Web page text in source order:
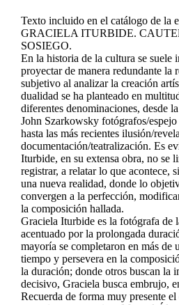
Texto incluido en el catálogo de la
GRACIELA ITURBIDE.
SOSIEGO.
En la historia de la cultura se suele
proyectar de manera redundante la
subjetivo al analizar la creación
dualidad se ha planteado en
diferentes denominaciones, desde
John Szarkowsky fotógrafos/
hasta las más recientes ilusión/
documentación/teatralización. Es
Iturbide, en su extensa obra, no se
registrar, a relatar lo que acontece,
una nueva realidad, donde lo
convergen a la perfección,
la composición hallada.
Graciela Iturbide es la fotógrafa de
acentuado por la prolongada
mayoría se completaron en más de
tiempo y persevera en la
la duración; donde otros buscan la
decisivo, Graciela busca embrujo,
Recuerda de forma muy presente